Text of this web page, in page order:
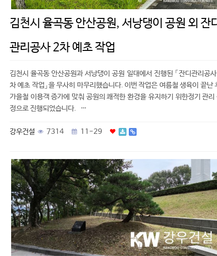
김천시 율곡동 안산공원, 서낭댕이 공원 외 잔
관리공사 2차 예초 작업
김천시 율곡동 안산공원과 서낭댕이 공원 일대에서 진행된 「잔디관리공
차 예초 작업」을 무사히 마무리했습니다. 이번 작업은 여름철 생육이 끝난
가을철 이용객 증가에 맞춰 공원의 쾌적한 환경을 유지하기 위한정기 관리
정으로 진행되었습니다. …
강우건설 7314 11-29